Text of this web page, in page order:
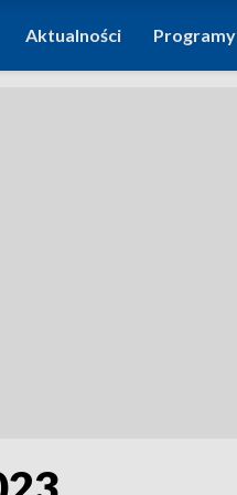
Aktualności Programy